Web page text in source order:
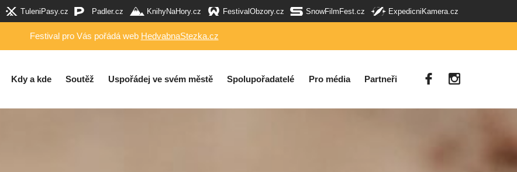
TuleniPasy.cz Padler.cz KnihyNaHory.cz FestivalObzory.cz SnowFilmFest.cz ExpedicniKamera.cz
Festival pro Vás pořádá web HedvabnaStezka.cz
Kdy a kde Soutěž Uspořádej ve svém městě Spolupořadatelé Pro média Partneři